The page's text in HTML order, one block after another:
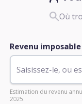
Où
Revenu
Estimation du revenu
2025.